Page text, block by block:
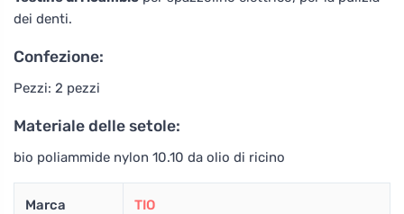
dei denti.
Confezione:
Pezzi: 2 pezzi
Materiale delle setole:
bio poliammide nylon 10.10 da olio di ricino
Marca TIO